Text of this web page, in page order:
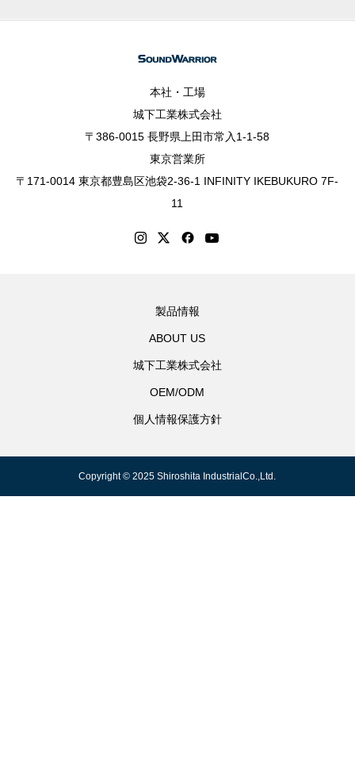
本社・工場
城下工業株式会社
〒386-0015 長野県上田市常入1-1-58
東京営業所
〒171-0014 東京都豊島区池袋2-36-1 INFINITY IKEBUKURO 7F-
11
製品情報
ABOUT US
城下工業株式会社
OEM/ODM
個人情報保護方針
Copyright © 2025 Shiroshita IndustrialCo.,Ltd.